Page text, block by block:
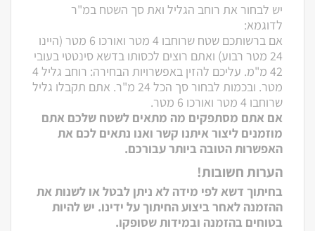
יש לבחור את רוחב הגליל ואת סך השטח במ"ר
לדוגמא:
אם ברשותכם שטח שרוחבו 4 מטר ואורכו 6 מטר (היינו
24 מטר רבוע) ואתם רוצים לכסותו בדשא סינטטי בעובי
42 מ"מ. עליכם להזין באפשרויות הבחירה: רוחב גליל 4
מטר. ובכמות לבחור סך הכל 24 מ"ר. אתם תקבלו גליל
שרוחבו 4 מטר ואורכו 6 מטר.
אם אתם מסתפקים מה מתאים לשטח שלכם אתם
מוזמנים ליצור איתנו קשר ואנו נתאים לכם את
האפשרות הטובה ביותר עבורכם.
הערות חשובות!
בחיתוך דשא לפי מידה לא ניתן לבטל או לשנות את
ההזמנה לאחר ביצוע החיתוך על ידינו. יש להיות
בטוחים בהזמנה ובמידות שסופקו.